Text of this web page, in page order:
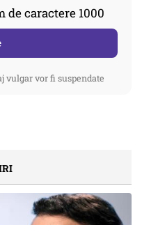
de caractere 1000
vulgar vor fi suspendate